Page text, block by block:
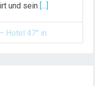
und sein [...]
Hotel 47° in
und